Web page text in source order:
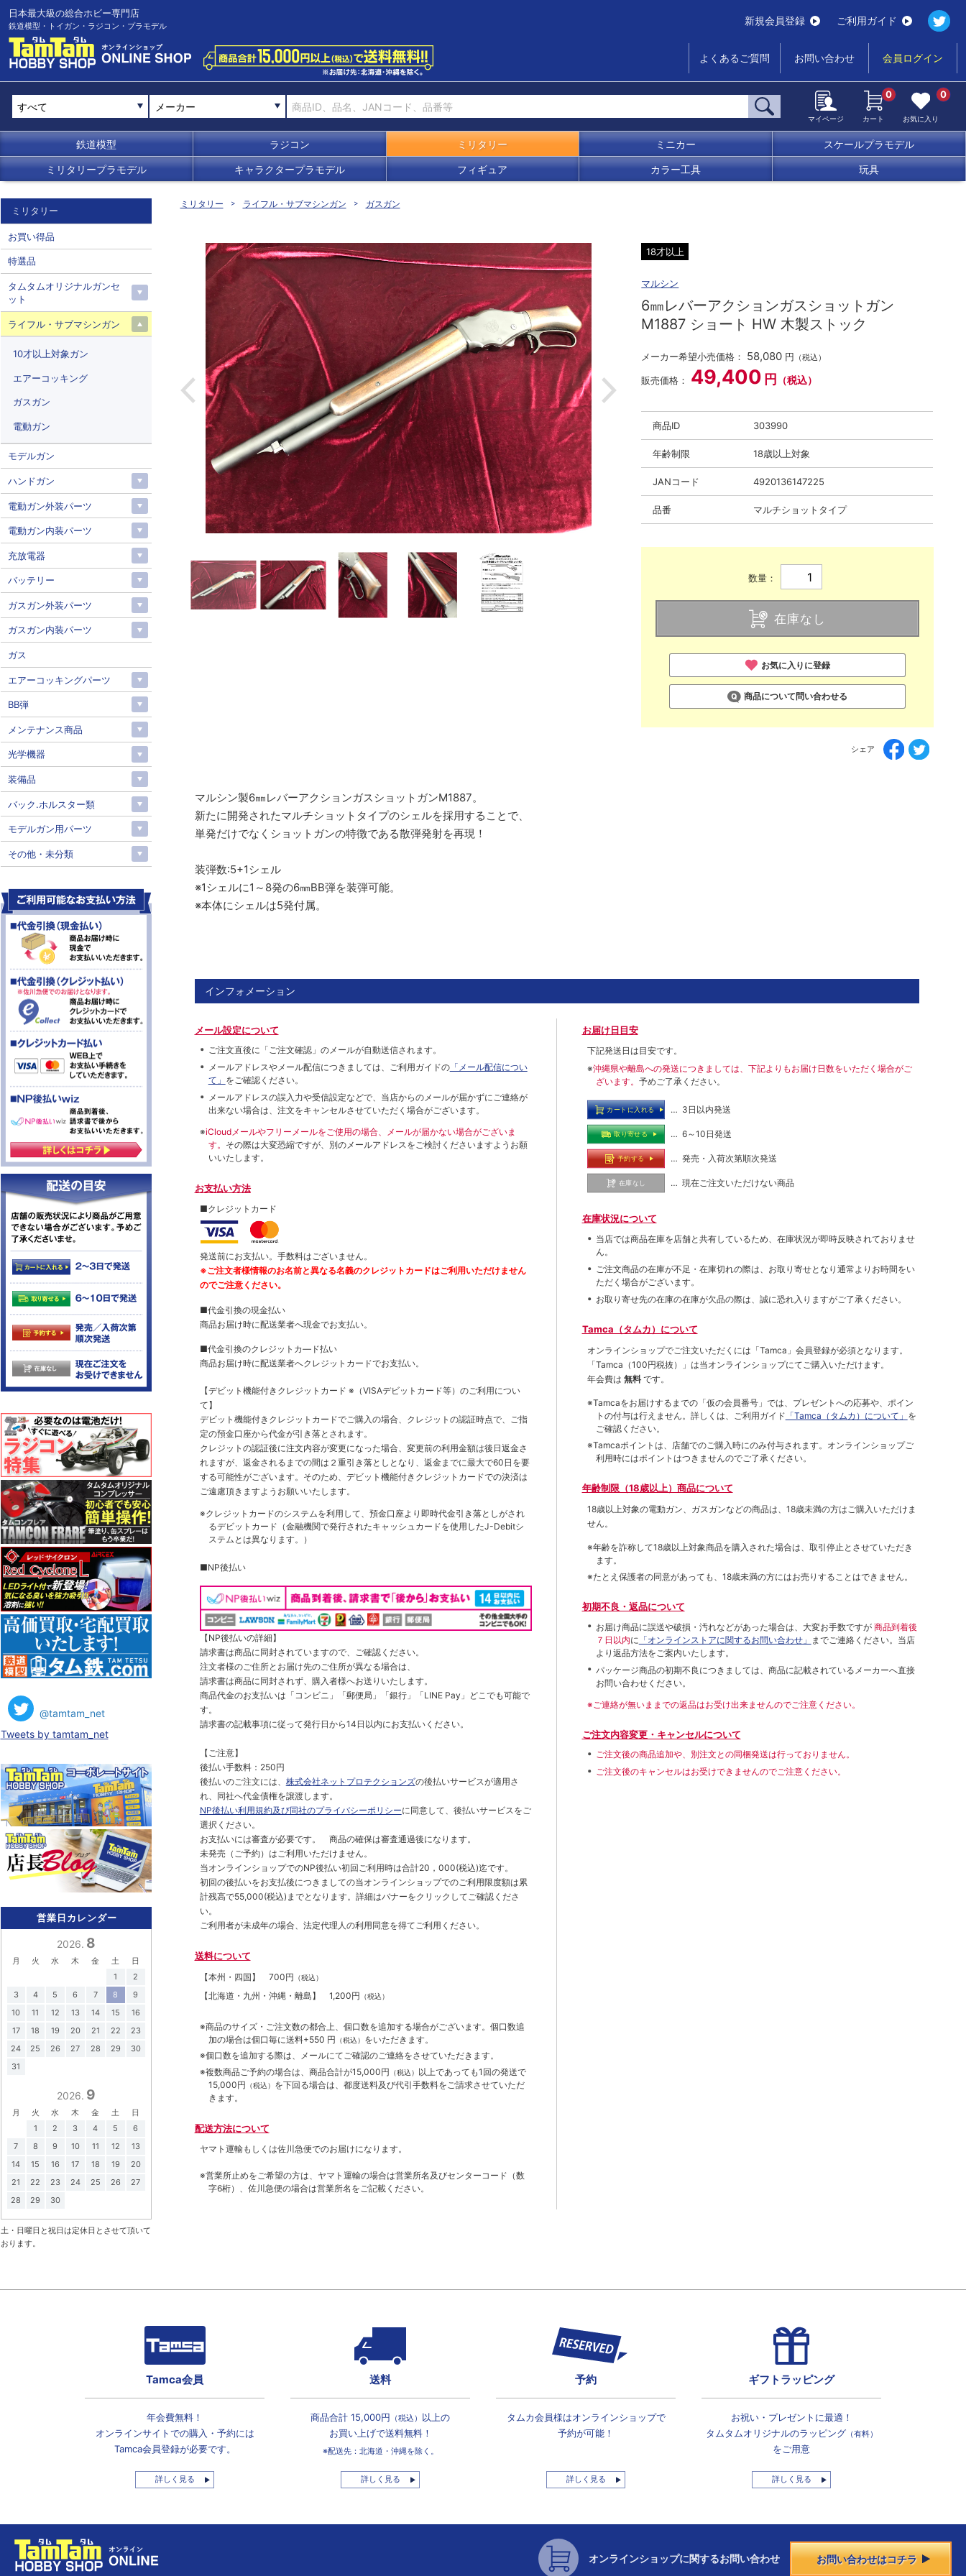
日本最大級の総合ホビー専門店
鉄道模型・トイガン・ラジコン・プラモデル 新規会員登録 ご利用ガイド
よくあるご質問 お問い合わせ 会員ログイン
メーカー
マイページ カート
0
お気に入り
0
鉄道模型 ラジコン ミリタリー ミニカー スケールプラモデル
ミリタリープラモデル キャラクタープラモデル フィギュア カラー工具 玩具
ミリタリー ライフル・サブマシンガン ガスガン
18才以上
マルシン
6㎜レバーアクションガスショットガン
M1887 ショート HW 木製ストック
メーカー希望小売価格： 58,080 円 （税込）
販売価格： 49,400 円 （税込）
商品ID 303990
年齢制限 18歳以上対象
JANコード 4920136147225
品番 マルチショットタイプ
数量：
在庫なし
お気に入りに登録
商品について問い合わせる
シェア
マルシン製6㎜レバーアクションガスショットガンM1887。
新たに開発されたマルチショットタイプのシェルを採用することで、
単発だけでなくショットガンの特徴である散弾発射を再現！
装弾数:5+1シェル
※1シェルに1～8発の6㎜BB弾を装弾可能。
※本体にシェルは5発付属。
インフォメーション
メール設定について
ご注文直後に「ご注文確認」のメールが自動送信されます。
メールアドレスやメール配信につきましては、ご利用ガイドの「メール配信につい
て」 をご確認ください。
メールアドレスの誤入力や受信設定などで、当店からのメールが届かずにご連絡が
出来ない場合は、注文をキャンセルさせていただく場合がございます。
※iCloudメールやフリーメールをご使用の場合、メールが届かない場合がございま
す。 その際は大変恐縮ですが、別のメールアドレスをご検討くださいますようお願
いいたします。
お支払い方法
■クレジットカード
発送前にお支払い。手数料はございません。
※ご注文者様情報のお名前と異なる名義のクレジットカードはご利用いただけません
のでご注意ください。
■代金引換の現金払い
商品お届け時に配送業者へ現金でお支払い。
■代金引換のクレジットカ―ド払い
商品お届け時に配送業者へクレジットカードでお支払い。
【デビット機能付きクレジットカード ※（VISAデビットカード等） のご利用につい
て】
デビット機能付きクレジットカードでご購入の場合、クレジットの認証時点で、ご指
定の預金口座から代金が引き落とされます。
クレジットの認証後に注文内容が変更になった場合、変更前の利用金額は後日返金さ
れますが、返金されるまでの間は２重引き落としとなり、返金までに最大で60日を要
する可能性がございます。そのため、デビット機能付きクレジットカードでの決済は
ご遠慮頂きますようお願いいたします。
※クレジットカードのシステムを利用して、預金口座より即時代金引き落としがされ
るデビットカード（金融機関で発行されたキャッシュカードを使用したJ-Debitシ
ステムとは異なります。）
■NP後払い
【NP後払いの詳細】
請求書は商品に同封されていますので、ご確認ください。
注文者様のご住所とお届け先のご住所が異なる場合は、
請求書は商品に同封されず、購入者様へお送りいたします。
商品代金のお支払いは「コンビニ」「郵便局」「銀行」「LINE Pay」どこでも可能で
す。
請求書の記載事項に従って発行日から14日以内にお支払いください。
【ご注意】
後払い手数料：250円
後払いのご注文には、 株式会社ネットプロテクションズの後払いサービスが適用さ
れ、同社へ代金債権を譲渡します。
NP後払い利用規約及び同社のプライバシーポリシーに同意して、後払いサービスをご
選択ください。
お支払いには審査が必要です。 商品の確保は審査通過後になります。
未発売（ご予約）はご利用いただけません。
当オンラインショップでのNP後払い初回ご利用時は合計20，000(税込)迄です。
初回の後払いをお支払後につきましての当オンラインショップでのご利用限度額は累
計残高で55,000(税込)までとなります。詳細はバナーをクリックしてご確認くださ
い。
ご利用者が未成年の場合、法定代理人の利用同意を得てご利用ください。
送料について
【本州・四国】 700円 （税込）
【北海道・九州・沖縄・離島】 1,200円 （税込）
※商品のサイズ・ご注文数の都合上、個口数を追加する場合がございます。個口数追
加の場合は個口毎に送料+550 円 （税込） をいただきます。
※個口数を追加する際は、メールにてご確認のご連絡をさせていただきます。
※複数商品ご予約の場合は、商品合計が15,000円 （税込） 以上であっても1回の発送で
15,000円 （税込） を下回る場合は、都度送料及び代引手数料をご請求させていただ
きます。
配送方法について
ヤマト運輸もしくは佐川急便でのお届けになります。
※営業所止めをご希望の方は、ヤマト運輸の場合は営業所名及びセンターコード（数
字6桁）、佐川急便の場合は営業所名をご記載ください。
お届け日目安
下記発送日は目安です。
※沖縄県や離島への発送につきましては、下記よりもお届け日数をいただく場合がご
ざいます。 予めご了承ください。
カートに入れる … 3日以内発送
取り寄せる … 6～10日発送
予約する … 発売・入荷次第順次発送
在庫なし … 現在ご注文いただけない商品
在庫状況について
当店では商品在庫を店舗と共有しているため、在庫状況が即時反映されておりませ
ん。
ご注文商品の在庫が不足・在庫切れの際は、お取り寄せとなり通常よりお時間をい
ただく場合がございます。
お取り寄せ先の在庫の在庫が欠品の際は、誠に恐れ入りますがご了承ください。
Tamca（タムカ）について
オンラインショップでご注⽂いただくには「Tamca」会員登録が必須となります。
「Tamca （100円税抜）
」は当オンラインショップにてご購⼊いただけます。
年会費は 無料 です。
※Tamcaをお届けするまでの「仮の会員番号」では、プレゼントへの応募や、ポイン
トの付与は⾏えません。詳しくは、ご利⽤ガイド 「Tamca（タムカ）について」 を
ご確認ください。
※Tamcaポイントは、店舗でのご購⼊時にのみ付与されます。オンラインショップご
利用時にはポイントはつきませんのでご了承ください。
年齢制限（18歳以上）商品について
18歳以上対象の電動ガン、ガスガンなどの商品は、18歳未満の方はご購入いただけま
せん。
※年齢を詐称して18歳以上対象商品を購入された場合は、取引停止とさせていただき
ます。
※たとえ保護者の同意があっても、18歳未満の方にはお売りすることはできません。
初期不良・返品について
お届け商品に誤送や破損・汚れなどがあった場合は、大変お手数ですが 商品到着後
７日以内に 「オンラインストアに関するお問い合わせ」 までご連絡ください。当店
より返品方法をご案内いたします。
パッケージ商品の初期不良につきましては、商品に記載されているメーカーへ直接
お問い合わせください。
※ご連絡が無いままでの返品はお受け出来ませんのでご注意ください。
ご注文内容変更・キャンセルについて
ご注文後の商品追加や、別注文との同梱発送は行っておりません。
ご注文後のキャンセルはお受けできませんのでご注意ください。
ミリタリー
お買い得品
特選品
タムタムオリジナルガンセ
ット
ライフル・サブマシンガン
10才以上対象ガン
エアーコッキング
ガスガン
電動ガン
モデルガン
ハンドガン
電動ガン外装パーツ
電動ガン内装パーツ
充放電器
バッテリー
ガスガン外装パーツ
ガスガン内装パーツ
ガス
エアーコッキングパーツ
BB弾
メンテナンス商品
光学機器
装備品
バック.ホルスター類
モデルガン用パーツ
その他・未分類
@tamtam_net
Tweets by tamtam_net
営業日カレンダー
2026. 8
月 火 水 木 金 土
日
1
2
3
4 5 6 7 8
9
10
11 12 13 14 15
16
17
18 19 20 21 22
23
24
25 26 27 28 29
30
31
2026. 9
月 火 水 木 金 土
日
1
2 3 4 5
6
7
8 9 10 11 12
13
14
15 16 17 18 19
20
21
22 23 24 25 26
27
28
29 30
土・日曜日と祝日は定休日とさせて頂いて
おります。
Tamca会員
年会費無料！
オンラインサイトでの購入・予約には
Tamca会員登録が必要です。
詳しく見る
送料
商品合計 15,000円 （税込） 以上の
お買い上げで送料無料！
※配送先：北海道・沖縄を除く。
詳しく見る
予約
タムカ会員様はオンラインショップで
予約が可能！
詳しく見る
ギフトラッピング
お祝い・プレゼントに最適！
タムタムオリジナルのラッピング（有料）
をご用意
詳しく見る
オンラインショップに関するお問い合わせ お問い合わせはコチラ